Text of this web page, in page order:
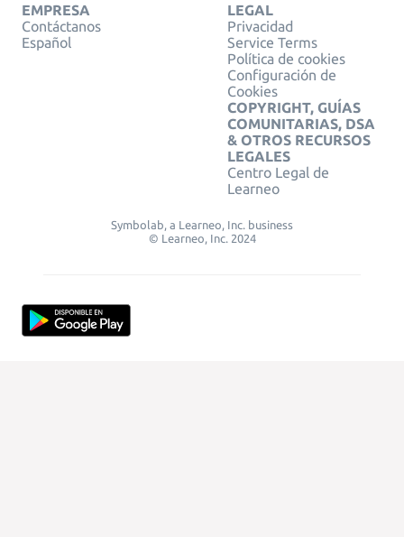
EMPRESA
Contáctanos
Español
LEGAL
Privacidad
Service Terms
Política de cookies
Configuración de
Cookies
COPYRIGHT, GUÍAS
COMUNITARIAS, DSA
& OTROS RECURSOS
LEGALES
Centro Legal de
Learneo
Symbolab, a Learneo, Inc. business
© Learneo, Inc. 2024